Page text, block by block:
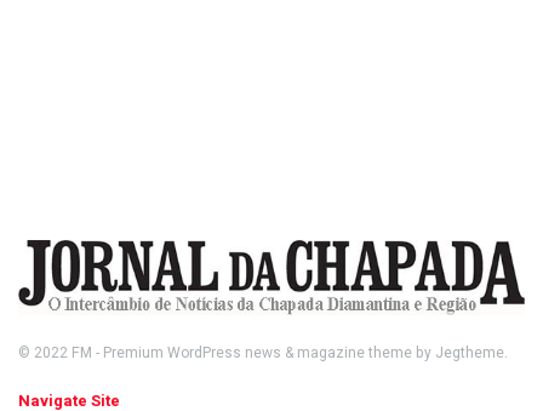
© 2022 FM - Premium WordPress news & magazine theme by Jegtheme.
Navigate Site